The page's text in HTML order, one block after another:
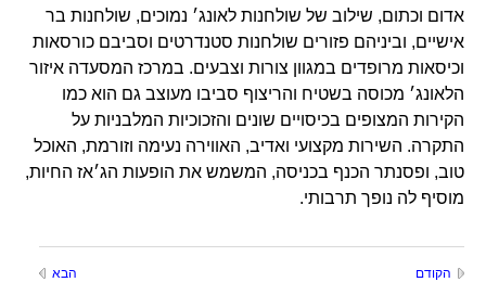
אדום וכתום, שילוב של שולחנות לאונג׳ נמוכים, שולחנות בר
אישיים, וביניהם פזורים שולחנות סטנדרטים וסביבם כורסאות
וכיסאות מרופדים במגוון צורות וצבעים. במרכז המסעדה איזור
הלאונג׳ מכוסה בשטיח והריצוף סביבו מעוצב גם הוא כמו
הקירות המצופים בכיסויים שונים והזכוכיות המלבניות על
התקרה. השירות מקצועי ואדיב, האווירה נעימה וזורמת, האוכל
טוב, ופסנתר הכנף בכניסה, המשמש את הופעות הג׳אז החיות,
מוסיף לה נופך תרבותי.
הקודם הבא